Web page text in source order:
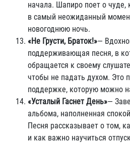
начала. Шапиро поет о чуде,
в самый неожиданный
новогоднюю ночь.
«Не Грусти, Браток!»—
поддерживающая песня, в
обращается к своему
чтобы не падать духом. Это
поддержке, которую можно
«Усталый Гаснет День»—
альбома, наполненная
Песня рассказывает о том,
и как важно научиться